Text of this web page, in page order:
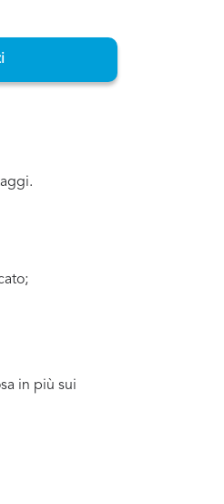
in più sui